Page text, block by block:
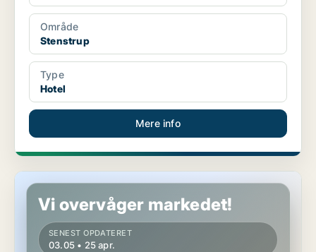
Område
Stenstrup
Type
Hotel
Mere info
Hotelejendom i Odense C
Vi overvåger markedet!
SENEST OPDATERET
03.05 • 25 apr.